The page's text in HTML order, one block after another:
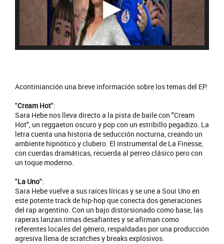
Acontinianción una breve información sobre los temas del EP:
"Cream Hot":
Sara Hebe nos lleva directo a la pista de baile con "Cream
Hot", un reggaeton oscuro y pop con un estribillo pegadizo. La
letra cuenta una historia de seducción nocturna, creando un
ambiente hipnótico y clubero. El instrumental de La Finesse,
con cuerdas dramáticas, recuerda al perreo clásico pero con
un toque moderno.
"La Uno":
Sara Hebe vuelve a sus raíces líricas y se une a Soui Uno en
este potente track de hip-hop que conecta dos generaciones
del rap argentino. Con un bajo distorsionado como base, las
raperas lanzan rimas desafiantes y se afirman como
referentes locales del género, respaldadas por una producción
agresiva llena de scratches y breaks explosivos.